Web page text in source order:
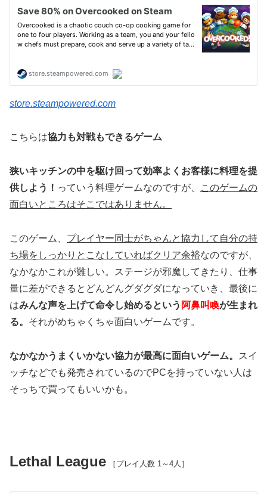
store.steampowered.com
こちらは協力も対戦もできるゲーム
狭いキッチンの中を駆け回って効率よくお客様に料理を提
供しよう！ っていう料理ゲームなのですが、
このゲームの
面白いところはそこではありません。
このゲーム、 プレイヤー同士がちゃんと協力して自分の持
ち場をしっかりとこなしていればクリア余裕なのですが、
なかなかこれが難しい。ステージが邪魔してきたり、仕事
量に差ができるとどんどんグダグダになっていき、最後に
はみんな声を上げて命令し始めるという 阿鼻叫喚が生まれ
る。 それがめちゃくちゃ面白いゲームです。
なかなかうまくいかない協力が最高に面白いゲーム。
スイ
ッチなどでも発売されているのでPCを持っていない人は
そっちで買ってもいいかも。
Lethal League ［プレイ人数 1～4人］